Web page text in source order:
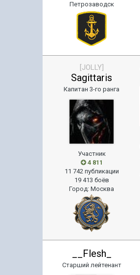
Петрозаводск
[JOLLY]
Sagittaris
Капитан 3-го ранга
Участник
4 811
11 742 публикации
19 413 боёв
Город:Москва
__Flesh_
Старший лейтенант